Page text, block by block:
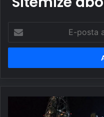
posta
adresinizi